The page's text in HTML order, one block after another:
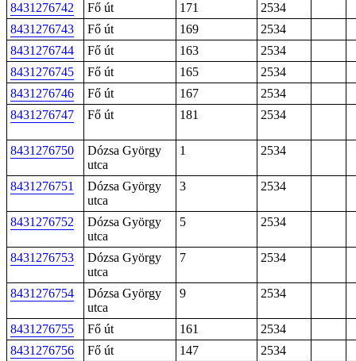
8431276742
Fő út 171
2534
8431276743
Fő út 169
2534
8431276744
Fő út 163
2534
8431276745
Fő út 165
2534
8431276746
Fő út 167
2534
8431276747
Fő út 181 2534
8431276750
Dózsa György
utca
1 2534
8431276751
Dózsa György
utca
3 2534
8431276752
Dózsa György
utca
5 2534
8431276753
Dózsa György
utca
7 2534
8431276754
Dózsa György
utca
9 2534
8431276755 Fő út 161
2534
8431276756
Fő út 147
2534